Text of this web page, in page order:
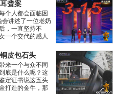
聋案
个人都会面临困
会讲述了一位老奶
，一直坚持不
一个交代的感人
皮包石头
来一个与众不同
底是什么呢？这
定证书说这五头
打造的金牛，那